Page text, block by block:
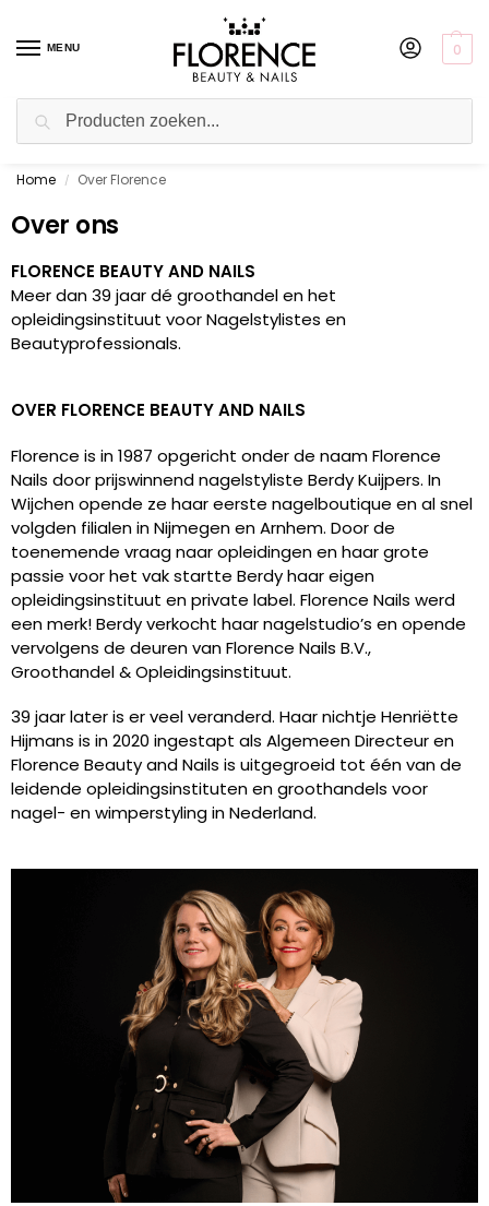
MENU 0
Gratis ophalen in de showroom
Home / Over Florence
Over ons
FLORENCE BEAUTY AND NAILS
Meer dan 39 jaar dé groothandel en het
opleidingsinstituut voor Nagelstylistes en
Beautyprofessionals.
OVER FLORENCE BEAUTY AND NAILS
Florence is in 1987 opgericht onder de naam Florence
Nails door prijswinnend nagelstyliste Berdy Kuijpers. In
Wijchen opende ze haar eerste nagelboutique en al snel
volgden filialen in Nijmegen en Arnhem. Door de
toenemende vraag naar opleidingen en haar grote
passie voor het vak startte Berdy haar eigen
opleidingsinstituut en private label. Florence Nails werd
een merk! Berdy verkocht haar nagelstudio’s en opende
vervolgens de deuren van Florence Nails B.V.,
Groothandel & Opleidingsinstituut.
39 jaar later is er veel veranderd. Haar nichtje Henriëtte
Hijmans is in 2020 ingestapt als Algemeen Directeur en
Florence Beauty and Nails is uitgegroeid tot één van de
leidende opleidingsinstituten en groothandels voor
nagel- en wimperstyling in Nederland.